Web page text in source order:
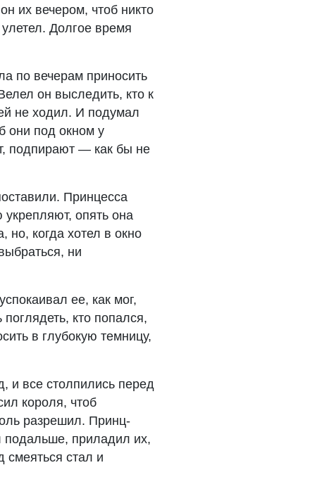
их вечером, чтоб никто
Долгое время
по вечерам приносить
он выследить, кто к
не ходил. И подумал
они под окном у
подпирают — как бы не
Принцесса
опять она
но, когда хотел в окно
ни
ее, как мог,
кто попался,
в глубокую темницу,
и все столпились перед
короля, чтоб
разрешил. Принц-
подальше, приладил их,
смеяться стал и